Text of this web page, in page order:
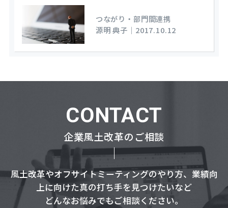
つながり・部門間連携
源明 典子 ｜ 2017.10.12
CONTACT
企業風土改革のご相談
風土改革やオフサイトミーティングのやり方、業績向
上に向けた真の打ち手を見つけたいなど
どんなお悩みでもご相談ください。